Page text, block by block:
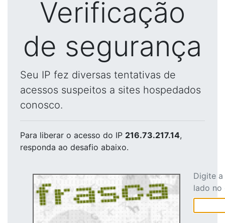
Verificação
de segurança
Seu IP fez diversas tentativas de
acessos suspeitos a sites hospedados
conosco.
Para liberar o acesso do IP 216.73.217.14,
responda ao desafio abaixo.
Digite
lado no